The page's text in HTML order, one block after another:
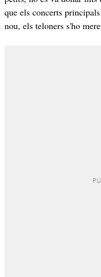
que els concerts
nou, els teloners s'ho